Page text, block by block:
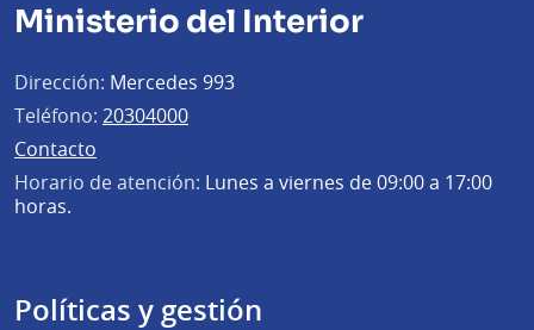
Ministerio del Interior
Dirección: Mercedes 993
Teléfono: 20304000
Contacto
Horario de atención: Lunes a viernes de 09:00 a 17:00
horas.
Políticas y gestión